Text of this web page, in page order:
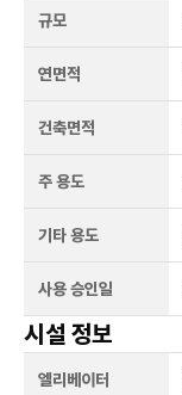
규모
연면적
건축면적
주 용도
기타 용도
사용 승인일
시설 정보
엘리베이터